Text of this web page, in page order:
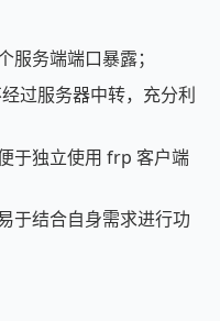
服务端端口暴露；
过服务器中转，充分利
于独立使用 frp 客户端
于结合自身需求进行功